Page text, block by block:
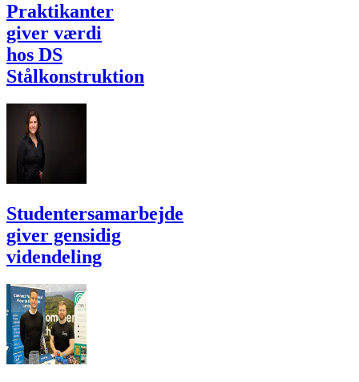
Praktikanter
giver værdi
hos DS
Stålkonstruktion
Studentersamarbejde
giver gensidig
videndeling